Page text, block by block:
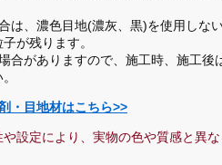
は、濃色目地(濃灰、黒)を使用しな
が残ります。
合がありますので、施工時、施工後
・目地材はこちら>>
設定により、実物の色や質感と異な